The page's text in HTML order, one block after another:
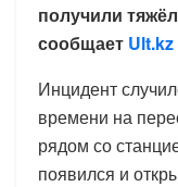
получили
сообщает Ult.kz
Инцидент
времени на
рядом со
появился и